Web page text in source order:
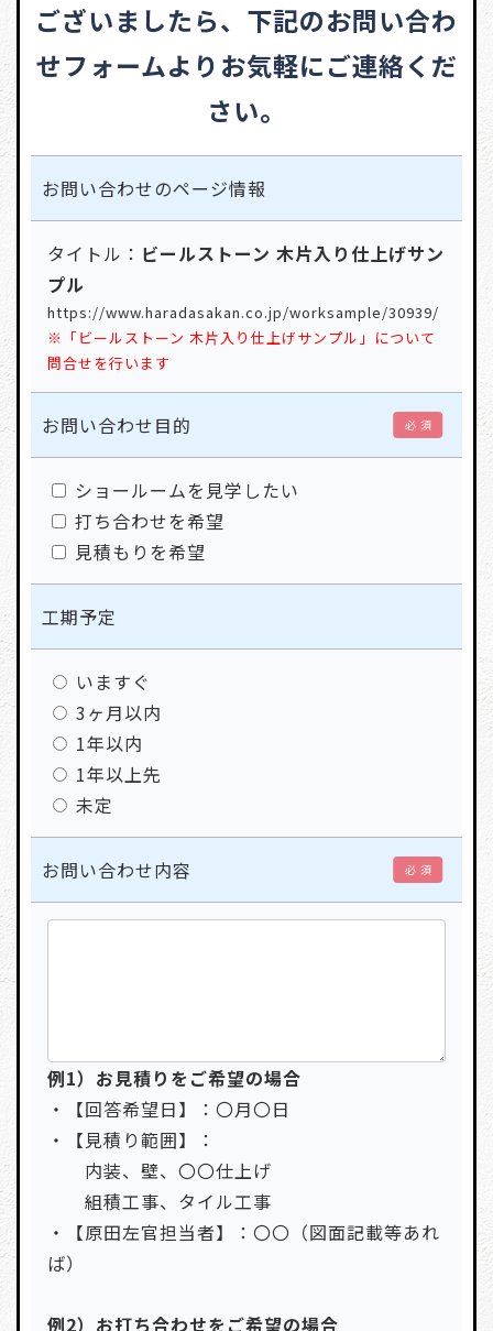
ございましたら、 下記のお問い合わ
せフォームよりお気軽にご連絡くだ
さい。
お問い合わせのページ情報
タイトル： ビールストーン 木片入り仕上げサン
プル
https://www.haradasakan.co.jp/worksample/30939/
※「ビールストーン 木片入り仕上げサンプル」について
問合せを行います
お問い合わせ目的 必 須
ショールームを見学したい
打ち合わせを希望
見積もりを希望
工期予定
いますぐ
3ヶ月以内
1年以内
1年以上先
未定
お問い合わせ内容 必 須
例1）お見積りをご希望の場合
・【回答希望日】：〇月〇日
・【見積り範囲】：
内装、壁、〇〇仕上げ
組積工事、タイル工事
・【原田左官担当者】：〇〇（図面記載等あれ
ば）
例2）お打ち合わせをご希望の場合